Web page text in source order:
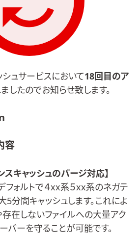
シュサービスにおいて18回目のア
したのでお知らせ致します。
容
スキャッシュのパージ対応】
フォルトで４xx系５xx系のネガテ
5分間キャッシュします。これによ
在しないファイルへの大量アク
バーを守ることが可能です。